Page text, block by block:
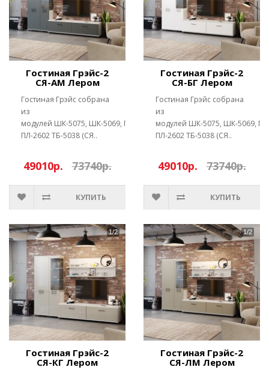
Гостиная Грэйс-2
СЯ-АМ Лером
Гостиная Грэйс собрана
из
модулей ШК-5075, ШК-5069, ПЛ-2602,
ПЛ-2602 ТБ-5038 (СЯ..
49010р. 73740р.
КУПИТЬ
Гостиная Грэйс-2
СЯ-БГ Лером
Гостиная Грэйс собрана
из
модулей ШК-5075, ШК-5069,
ПЛ-2602 ТБ-5038 (СЯ..
49010р. 73740р.
КУПИТЬ
Гостиная Грэйс-2
СЯ-КГ Лером
Гостиная Грэйс-2
СЯ-ЛМ Лером